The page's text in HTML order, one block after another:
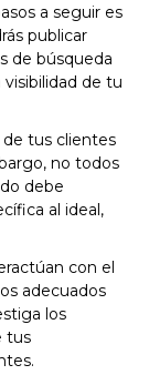
a seguir es
publicar
de búsqueda
de tu
tus clientes
no todos
debe
al ideal,
con el
adecuados
los
tus